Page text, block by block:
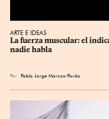
ARTE E IDEAS
La fuerza muscular: el
nadie habla
Por Pablo Jorge Marcos-Pardo